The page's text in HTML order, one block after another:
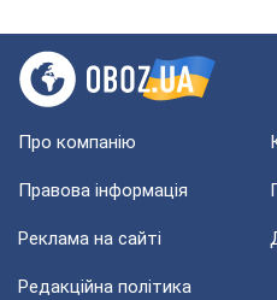
Про компанію
Правова інформація
Реклама на сайті
Редакційна політика